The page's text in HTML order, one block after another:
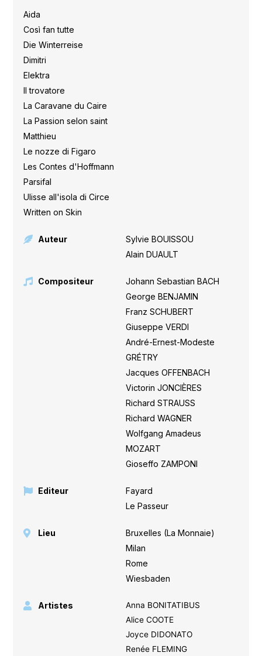
Aida
Così fan tutte
Die Winterreise
Dimitri
Elektra
Il trovatore
La Caravane du Caire
La Passion selon saint
Matthieu
Le nozze di Figaro
Les Contes d'Hoffmann
Parsifal
Ulisse all'isola di Circe
Written on Skin
Auteur Sylvie BOUISSOU
Alain DUAULT
Compositeur Johann Sebastian BACH
George BENJAMIN
Franz SCHUBERT
Giuseppe VERDI
André-Ernest-Modeste
GRÉTRY
Jacques OFFENBACH
Victorin JONCIÈRES
Richard STRAUSS
Richard WAGNER
Wolfgang Amadeus
MOZART
Gioseffo ZAMPONI
Editeur Fayard
Le Passeur
Lieu Bruxelles (La Monnaie)
Milan
Rome
Wiesbaden
Artistes
Anna BONITATIBUS
Alice COOTE
Joyce DIDONATO
Renée FLEMING